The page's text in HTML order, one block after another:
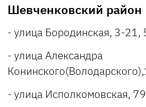
Шевченковский район
- улица Бородинская, 3-21,
- улица Александра
- улица Исполкомовская,